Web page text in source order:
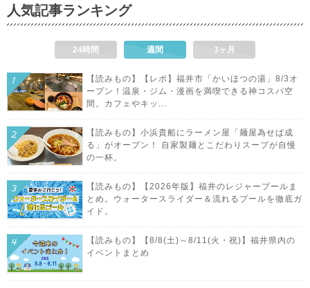
人気記事ランキング
24時間 週間 3ヶ月
【読みもの】【レポ】福井市「かいほつの湯」8/3オ
ープン！温泉・ジム・漫画を満喫できる神コスパ空
間。カフェやキッ...
【読みもの】小浜貴船にラーメン屋「麺屋為せば成
る」がオープン！ 自家製麺とこだわりスープが自慢
の一杯。
【読みもの】【2026年版】福井のレジャープールま
とめ。ウォータースライダー＆流れるプールを徹底ガ
イド。
【読みもの】【8/8(土)～8/11(火・祝)】福井県内の
イベントまとめ